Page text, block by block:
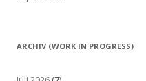
ARCHIV (WORK IN PROGRESS)